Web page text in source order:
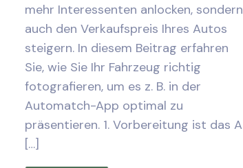
mehr Interessenten anlocken, sondern
auch den Verkaufspreis Ihres Autos
steigern. In diesem Beitrag erfahren
Sie, wie Sie Ihr Fahrzeug richtig
fotografieren, um es z. B. in der
Automatch-App optimal zu
präsentieren. 1. Vorbereitung ist das A
[…]